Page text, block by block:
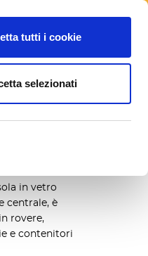
tutti i cookie
selezionati
in vetro
centrale, è
rovere,
e contenitori